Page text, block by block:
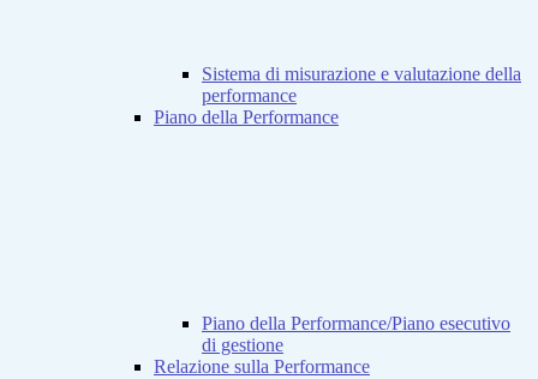
Sistema di misurazione e valutazione della
performance
Piano della Performance
Piano della Performance/Piano esecutivo
di gestione
Relazione sulla Performance